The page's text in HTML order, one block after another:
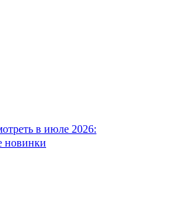
в июле 2026:
новинки